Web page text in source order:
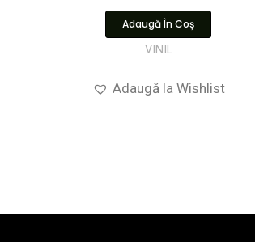
Adaugă În Coș
VINIL
Adaugă la Wishlist